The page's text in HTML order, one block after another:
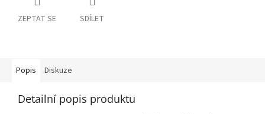
ZEPTAT SE SDÍLET
Popis Diskuze
Detailní popis produktu